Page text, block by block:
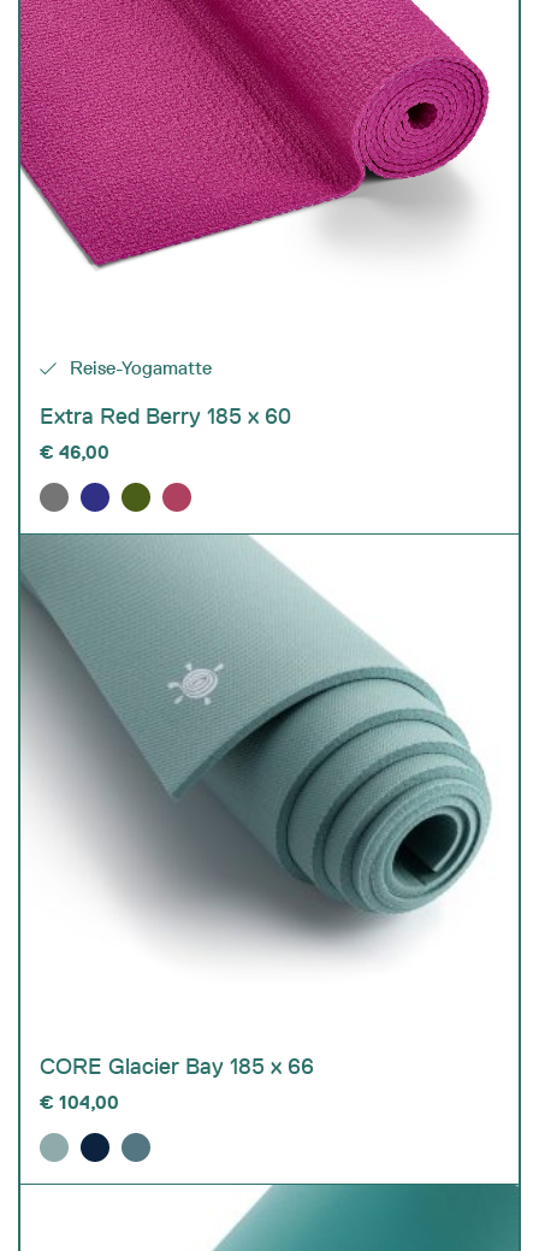
Reise-Yogamatte
Extra Red Berry 185 x 60
€ 46,00
CORE Glacier Bay 185 x 66
€ 104,00